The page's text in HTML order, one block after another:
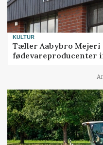
KULTUR
Tæller Aabybro Mejeri
fødevareproducenter